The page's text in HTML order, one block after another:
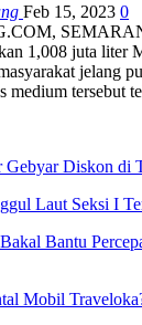
Feb 15, 2023 0
1,008 juta liter
jelang
medium tersebut
Gebyar Diskon di
Laut Seksi I
Bantu
Mobil